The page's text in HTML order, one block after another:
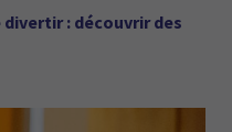
: découvrir des